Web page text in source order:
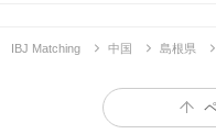
IBJ Matching 中国 島根県